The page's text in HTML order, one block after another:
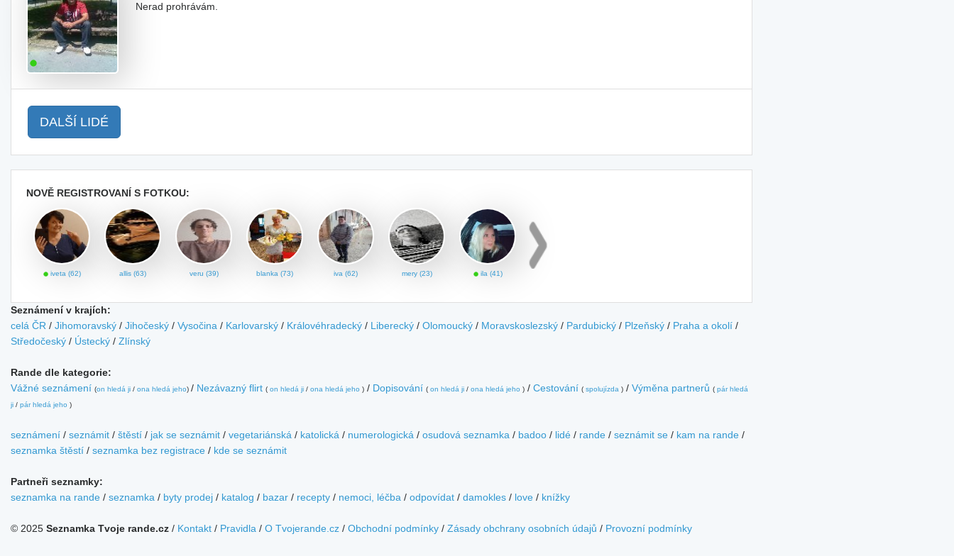
Nerad prohrávám.
DALŠÍ LIDÉ
NOVĚ REGISTROVANÍ S FOTKOU:
iveta (62) allis (63) veru (39) blanka (73) iva (62) mery (23) ila (41)
Seznámení v krajích:
celá ČR / Jihomoravský / Jihočeský / Vysočina / Karlovarský / Královéhradecký / Liberecký / Olomoucký / Moravskoslezský / Pardubický / Plzeňský / Praha a okolí /
Středočeský / Ústecký / Zlínský
Rande dle kategorie:
Vážné seznámení (on hledá ji / ona hledá jeho) / Nezávazný flirt ( on hledá ji / ona hledá jeho ) / Dopisování ( on hledá ji / ona hledá jeho ) / Cestování ( spolujízda ) / Výměna partnerů ( pár hledá
ji / pár hledá jeho )
seznámení / seznámit / štěstí / jak se seznámit / vegetariánská / katolická / numerologická / osudová seznamka / badoo / lidé / rande / seznámit se / kam na rande /
seznamka štěstí / seznamka bez registrace / kde se seznámit
Partneři seznamky:
seznamka na rande / seznamka / byty prodej / katalog / bazar / recepty / nemoci, léčba / odpovídat / damokles / love / knížky
© 2025 Seznamka Tvoje rande.cz / Kontakt / Pravidla / O Tvojerande.cz / Obchodní podmínky / Zásady obchrany osobních údajů / Provozní podmínky